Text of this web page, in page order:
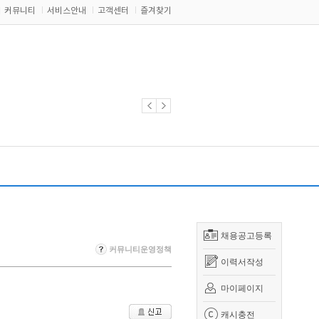
커뮤니티 서비스안내 고객센터 즐겨찾기
채용공고등록
이력서작성
마이페이지
캐시충전
커뮤니티운영정책